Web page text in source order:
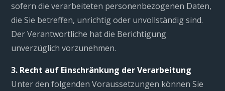
sofern die verarbeiteten personenbezogenen Daten,
die Sie betreffen, unrichtig oder unvollständig sind.
Der Verantwortliche hat die Berichtigung
unverzüglich vorzunehmen.
3. Recht auf Einschränkung der Verarbeitung
Unter den folgenden Voraussetzungen können Sie